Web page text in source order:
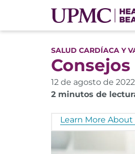
SALUD CARDÍACA Y
12 de agosto de 2022
2 minutos de
Learn More